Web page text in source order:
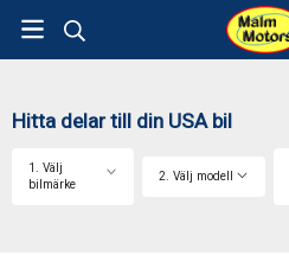
Hitta delar till din USA bil
1. Välj
bilmärke
2. Välj modell